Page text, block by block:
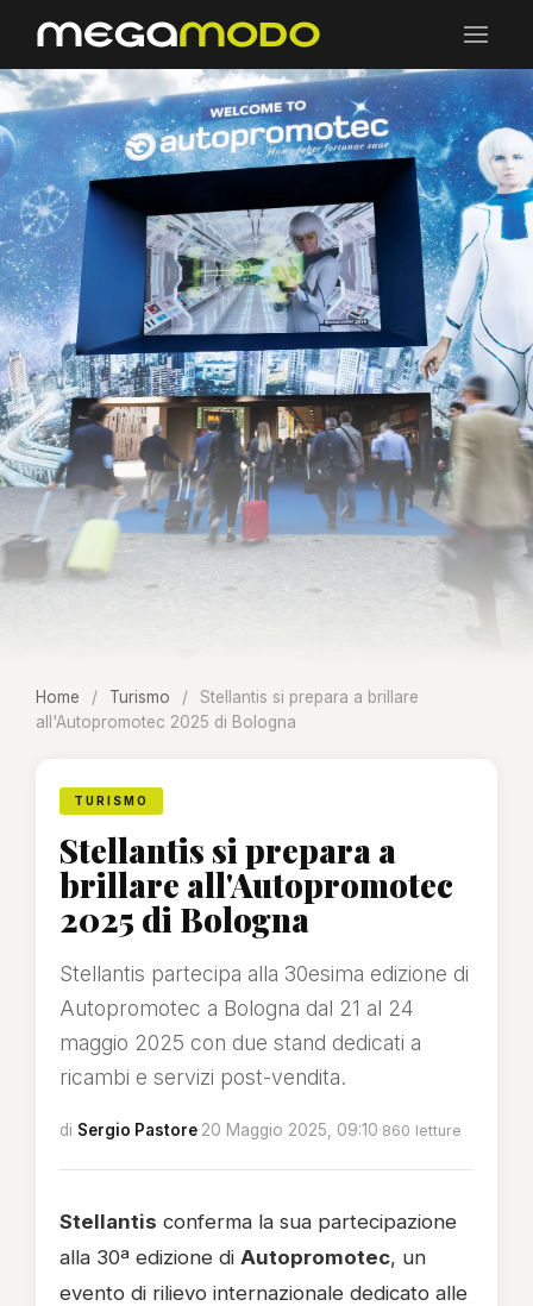
Home / Turismo /
Stellantis si prepara a brillare
all'Autopromotec 2025 di Bologna
TURISMO
Stellantis si prepara a
brillare all'Autopromotec
2025 di Bologna
Stellantis partecipa alla 30esima edizione di
Autopromotec a Bologna dal 21 al 24
maggio 2025 con due stand dedicati a
ricambi e servizi post-vendita.
di Sergio Pastore·20 Maggio 2025, 09:10·860 letture
Stellantis conferma la sua partecipazione
alla 30ª edizione di Autopromotec, un
evento di rilievo internazionale dedicato alle